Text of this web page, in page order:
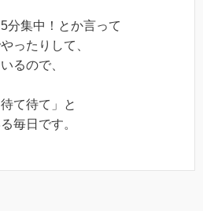
分集中！とか言って
ったりして、
るので、
て待て」と
毎日です。